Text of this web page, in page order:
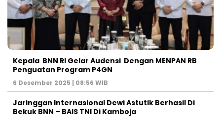
Kepala BNN RI Gelar Audensi Dengan MENPAN RB
Penguatan Program P4GN
6 Desember 2025 | 08:56 WIB
Jaringgan Internasional Dewi Astutik Berhasil Di
Bekuk BNN – BAIS TNI Di Kamboja